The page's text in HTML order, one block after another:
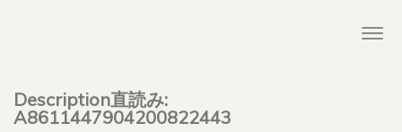
Description直読み:
A8611447904200822443